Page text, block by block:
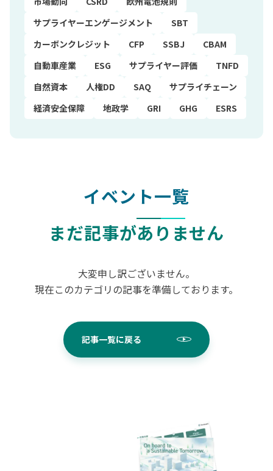
サプライヤーエンゲージメント
SBT
カーボンクレジット
CFP SSBJ
CBAM
自動車産業
ESG サプライヤー評価
TNFD
自然資本
人権DD SAQ
サプライチェーン
経済安全保障
地政学 GRI GHG ESRS
イベント一覧
まだ記事がありません
大変申し訳ございません。
現在このカテゴリの記事を準備しております。
記事一覧に戻る